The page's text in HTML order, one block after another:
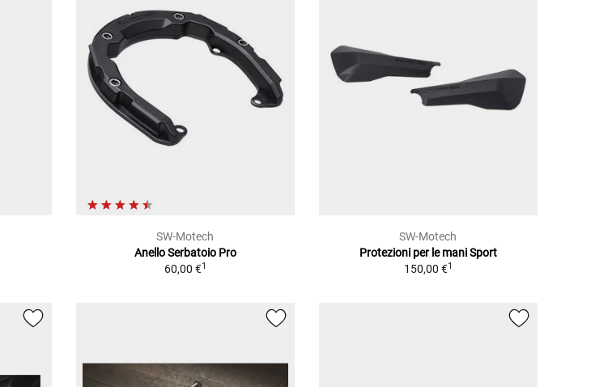
SW-Motech
Anello Serbatoio Pro
60,00 €1
SW-Motech
Protezioni per le mani Sport
150,00 €1